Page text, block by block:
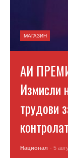
МАГАЗИН
АИ
Измисли
трудови
Национал - 5